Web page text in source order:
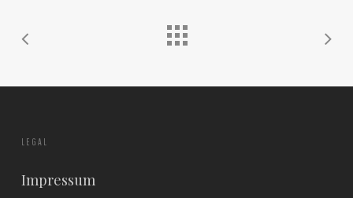
LEGAL
Impressum